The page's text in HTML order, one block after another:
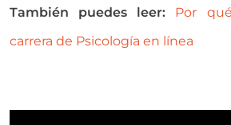
También puedes leer:
Por
carrera de Psicología en línea